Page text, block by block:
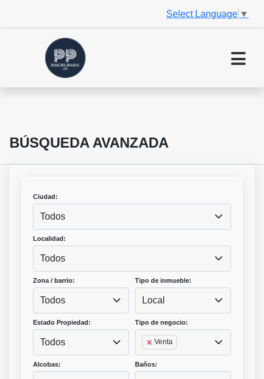
Select Language ▼
BÚSQUEDA AVANZADA
Ciudad:
Todos
Localidad:
Todos
Zona / barrio:
Todos
Tipo de inmueble:
Local
Estado Propiedad:
Todos
Tipo de negocio:
Venta
Alcobas: Baños: